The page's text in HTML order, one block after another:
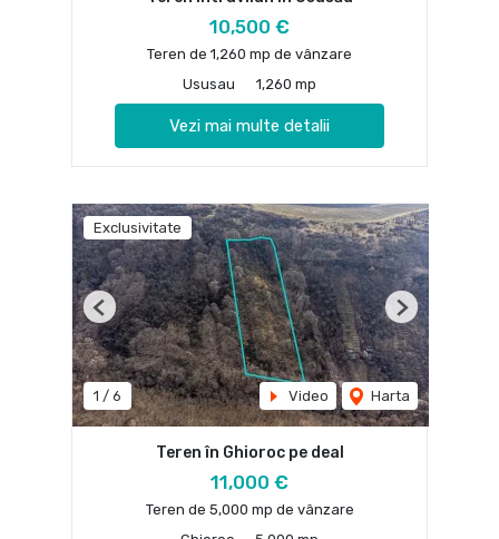
10,500 €
Teren de 1,260 mp de vânzare
Ususau
1,260 mp
Vezi mai multe detalii
Exclusivitate
1 / 6 Video Harta
Previous Next
Teren în Ghioroc pe deal
11,000 €
Teren de 5,000 mp de vânzare